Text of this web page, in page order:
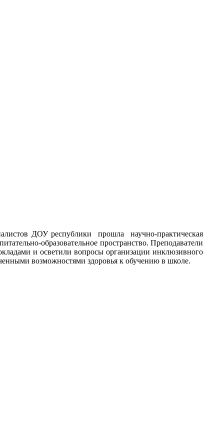
ДОУ республики прошла научно-практическая
образовательное пространство. Преподаватели
и осветили вопросы организации инклюзивного
возможностями здоровья к обучению в школе.